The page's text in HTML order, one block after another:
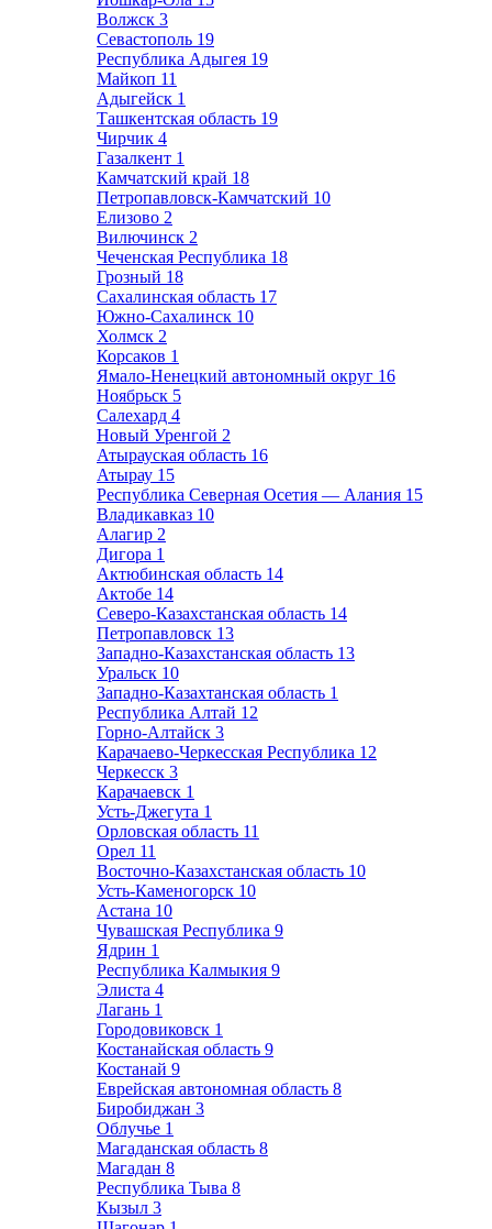
Волжск 3
Севастополь 19
Республика Адыгея 19
Майкоп 11
Адыгейск 1
Ташкентская область 19
Чирчик 4
Газалкент 1
Камчатский край 18
Петропавловск-Камчатский 10
Елизово 2
Вилючинск 2
Чеченская Республика 18
Грозный 18
Сахалинская область 17
Южно-Сахалинск 10
Холмск 2
Корсаков 1
Ямало-Ненецкий автономный округ 16
Ноябрьск 5
Салехард 4
Новый Уренгой 2
Атырауская область 16
Атырау 15
Республика Северная Осетия — Алания 15
Владикавказ 10
Алагир 2
Дигора 1
Актюбинская область 14
Актобе 14
Северо-Казахстанская область 14
Петропавловск 13
Западно-Казахстанская область 13
Уральск 10
Западно-Казахтанская область 1
Республика Алтай 12
Горно-Алтайск 3
Карачаево-Черкесская Республика 12
Черкесск 3
Карачаевск 1
Усть-Джегута 1
Орловская область 11
Орел 11
Восточно-Казахстанская область 10
Усть-Каменогорск 10
Астана 10
Чувашская Республика 9
Ядрин 1
Республика Калмыкия 9
Элиста 4
Лагань 1
Городовиковск 1
Костанайская область 9
Костанай 9
Еврейская автономная область 8
Биробиджан 3
Облучье 1
Магаданская область 8
Магадан 8
Республика Тыва 8
Кызыл 3